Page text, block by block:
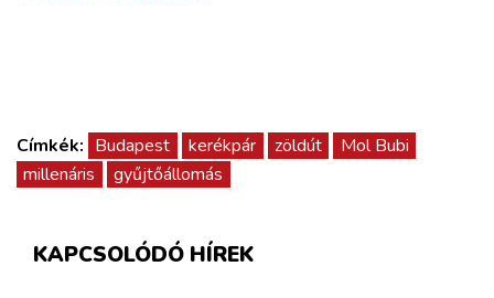
Címkék: Budapest kerékpár zöldút
Mol Bubi
millenáris
gyűjtőállomás
KAPCSOLÓDÓ HÍREK